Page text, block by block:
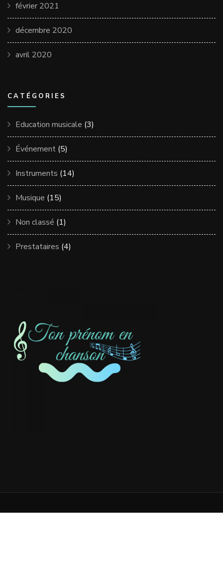
février 2021
décembre 2020
avril 2020
CATÉGORIES
Education musicale (3)
Événement (5)
Instruments (14)
Musique (15)
Non classé (1)
Prestataires (4)